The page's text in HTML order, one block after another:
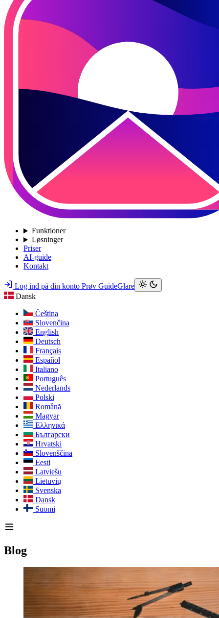
Funktioner
Løsninger
Priser
AI-guide
Kontakt
Log ind på din konto Prøv GuideGlare
Dansk
Čeština
Slovenčina
English
Deutsch
Français
Español
Italiano
Português
Nederlands
Polski
Română
Magyar
Ελληνικά
Български
Hrvatski
Slovenščina
Eesti
Latviešu
Lietuvių
Svenska
Dansk
Suomi
Blog